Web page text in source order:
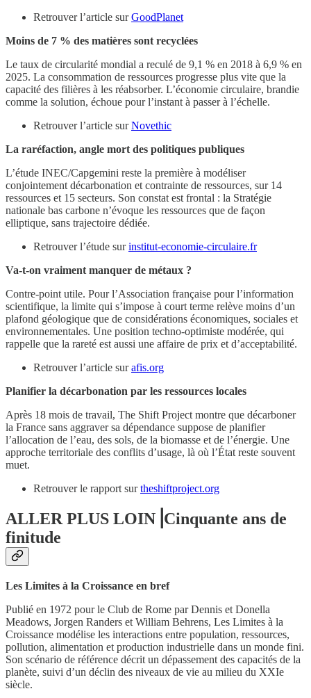
Retrouver l’article surGoodPlanet
Moins de 7 % des matières sont recyclées
Le taux de circularité mondial a reculé de 9,1 % en 2018 à 6,9 % en
2025. La consommation de ressources progresse plus vite que la
capacité des filières à les réabsorber. L’économie circulaire, brandie
comme la solution, échoue pour l’instant à passer à l’échelle.
Retrouver l’article surNovethic
La raréfaction, angle mort des politiques publiques
L’étude INEC/Capgemini reste la première à modéliser
conjointement décarbonation et contrainte de ressources, sur 14
ressources et 15 secteurs. Son constat est frontal : la Stratégie
nationale bas carbone n’évoque les ressources que de façon
elliptique, sans trajectoire dédiée.
Retrouver l’étude surinstitut-economie-circulaire.fr
Va-t-on vraiment manquer de métaux ?
Contre-point utile. Pour l’Association française pour l’information
scientifique, la limite qui s’impose à court terme relève moins d’un
plafond géologique que de considérations économiques, sociales et
environnementales. Une position techno-optimiste modérée, qui
rappelle que la rareté est aussi une affaire de prix et d’acceptabilité.
Retrouver l’article surafis.org
Planifier la décarbonation par les ressources locales
Après 18 mois de travail, The Shift Project montre que décarboner
la France sans aggraver sa dépendance suppose de planifier
l’allocation de l’eau, des sols, de la biomasse et de l’énergie. Une
approche territoriale des conflits d’usage, là où l’État reste souvent
muet.
Retrouver le rapport surtheshiftproject.org
ALLER PLUS LOIN⎟Cinquante ans de
finitude
Les Limites à la Croissance en bref
Publié en 1972 pour le Club de Rome par Dennis et Donella
Meadows, Jorgen Randers et William Behrens, Les Limites à la
Croissance modélise les interactions entre population, ressources,
pollution, alimentation et production industrielle dans un monde fini.
Son scénario de référence décrit un dépassement des capacités de la
planète, suivi d’un déclin des niveaux de vie au milieu du XXIe
siècle.